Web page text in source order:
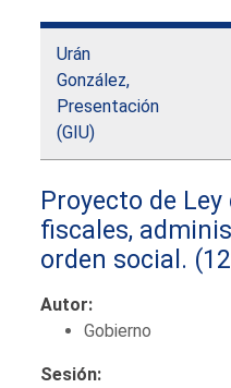
Urán
González,
Presentación
(GIU)
Proyecto de
fiscales,
orden social.
Autor:
Gobierno
Sesión: